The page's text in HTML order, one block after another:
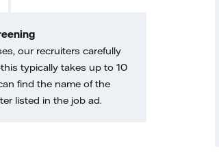
our recruiters carefully
typically takes up to 10
find the name of the
listed in the job ad.